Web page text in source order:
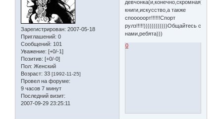
Зарегистрирован: 2007-05-18
Приглашений: 0
Сообщений: 101
Уважение: [+0/-1]
Позитив: [+0/-0]
Пол: Женский
Возраст: 33 [1992-11-25]
Провел на форуме:
9 часов 7 минут
Последний визит:
2007-09-29 23:25:11
книги,искусство,а также
спооооорт!!!!!!Спорт
рулз!!!!!))))))))))))Общайтесь с
нами,ребята)))
0